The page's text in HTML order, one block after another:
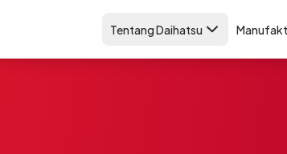
Tentang Daihatsu